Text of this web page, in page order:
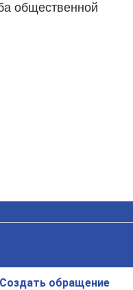
общественной
Создать обращение